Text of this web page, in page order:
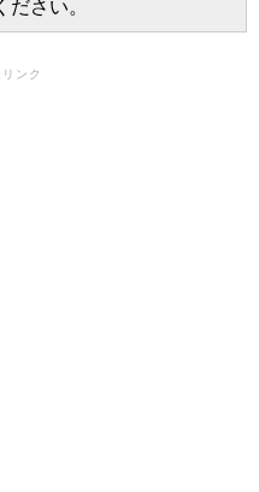
さい。
ンク